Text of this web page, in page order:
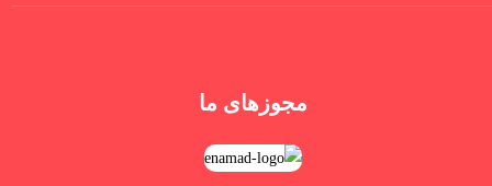
مجوزهای ما